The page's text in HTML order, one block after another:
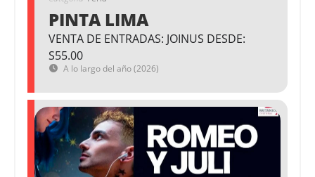
PINTA LIMA
VENTA DE ENTRADAS: JOINUS DESDE:
S55.00
A lo largo del año (2026)